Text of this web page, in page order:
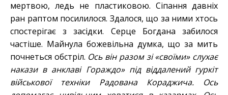
мертвою, ледь не пластиковою. Сіпання давніх
ран раптом посилилося. Здалося, що за ними хтось
спостерігає з засідки. Серце Богдана забилося
частіше. Майнула божевільна думка, що за мить
почнеться обстріл. Ось він разом зі «своїми» слухає
накази в анклаві Гораждо» під віддалений гуркіт
військової техніки Радована Кораджича. Ось